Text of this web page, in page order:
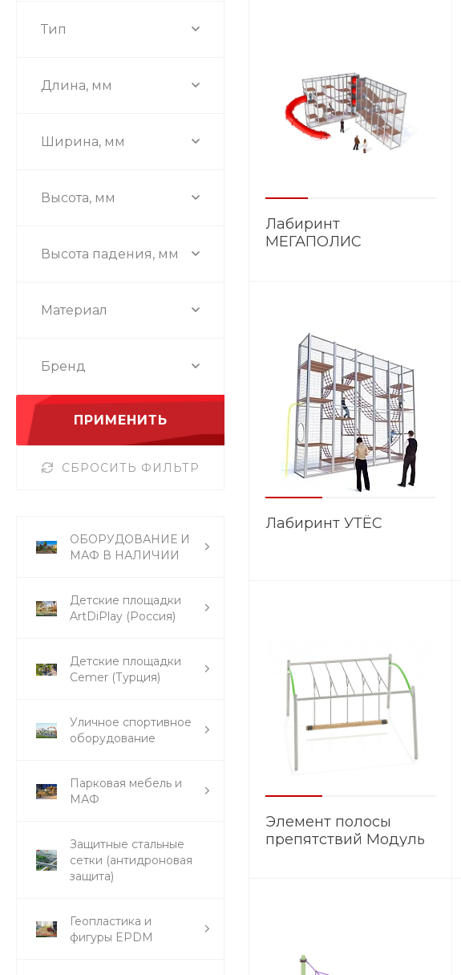
Тип
Длина, мм
Ширина, мм
Высота, мм
Высота падения, мм
Материал
Бренд
ПРИМЕНИТЬ
СБРОСИТЬ ФИЛЬТР
ОБОРУДОВАНИЕ И
МАФ В НАЛИЧИИ
Детские площадки
ArtDiPlay (Россия)
Детские площадки
Cemer (Турция)
Уличное спортивное
оборудование
Парковая мебель и
МАФ
Защитные стальные
сетки (антидроновая
защита)
Геопластика и
фигуры EPDM
Лабиринт
МЕГАПОЛИС
Лабиринт УТЁС
Элемент полосы
препятствий Модуль